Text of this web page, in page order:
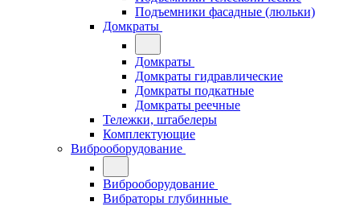
Подъемники фасадные (люльки)
Домкраты
Домкраты
Домкраты гидравлические
Домкраты подкатные
Домкраты реечные
Тележки, штабелеры
Комплектующие
Виброоборудование
Виброоборудование
Вибраторы глубинные